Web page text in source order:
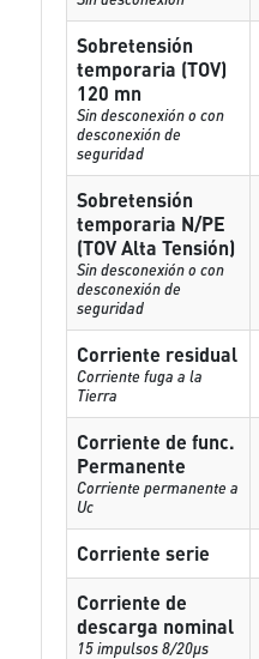
Sobretensión
temporaria (TOV)
120 mn
Sin desconexión o con
desconexión de
seguridad
Sobretensión
temporaria N/PE
(TOV Alta Tensión)
Sin desconexión o con
desconexión de
seguridad
Corriente residual
Corriente fuga a la
Tierra
Corriente de func.
Permanente
Corriente permanente a
Uc
Corriente serie
Corriente de
descarga nominal
15 impulsos 8/20µs